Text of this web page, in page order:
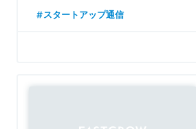
スタートアップ通信